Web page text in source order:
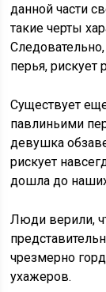
данной части
такие черты
перья, рискует
Существует
павлиньими
девушка
рискует
дошла до
Люди верили,
чрезмерно
ухажеров.